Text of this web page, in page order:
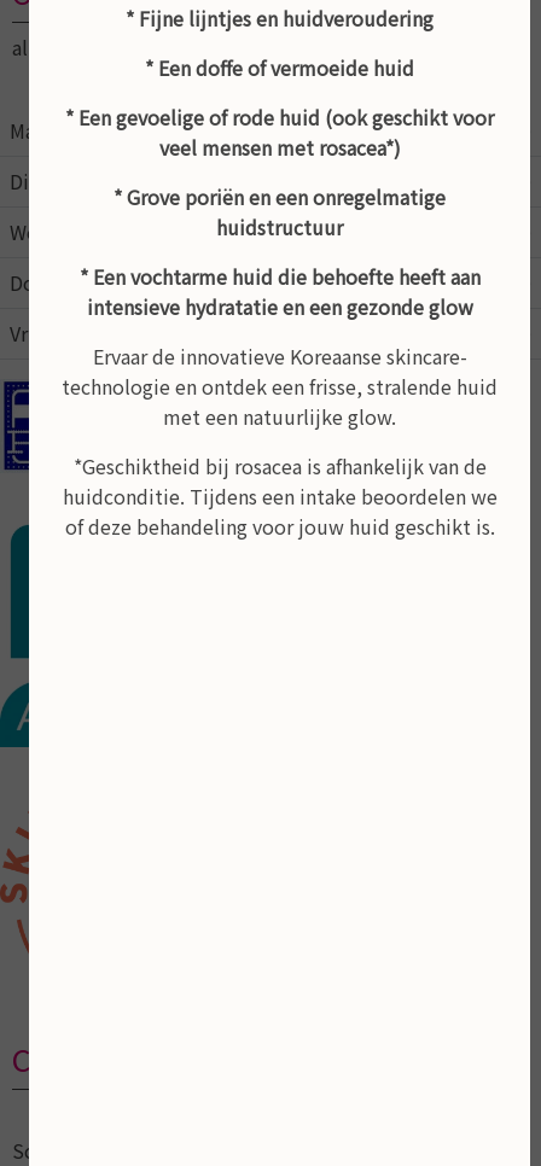
altijd op afspraak
Maandag 09:00
21:00
Dinsdag
09:00
Woensdag
Donderdag
09:00
Vrijdag
In de schoonheidsalon kunt u pinnen
Behandeling op afspraak
Contactgegevens
Schoonheidsalon
* Fijne lijntjes en huidveroudering
* Een doffe of vermoeide huid
* Een gevoelige of rode huid (ook geschikt voor
veel mensen met rosacea*)
* Grove poriën en een onregelmatige
huidstructuur
* Een vochtarme huid die behoefte heeft aan
intensieve hydratatie en een gezonde glow
Ervaar de innovatieve Koreaanse skincare-
technologie en ontdek een frisse, stralende huid
met een natuurlijke glow.
*Geschiktheid bij rosacea is afhankelijk van de
huidconditie. Tijdens een intake beoordelen we
of deze behandeling voor jouw huid geschikt is.